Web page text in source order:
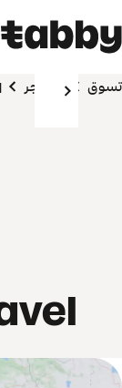
تسوق المتاجر